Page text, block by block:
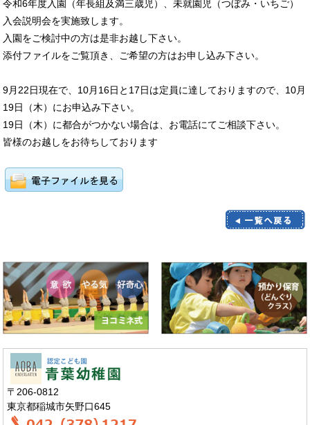
令和6年度入園（年長組及満三歳児）、未就園児（つぼみ・いちご）
入会説明会を実施致します。
入園をご検討中の方は是非お越し下さい。
添付ファイルをご覧頂き、ご希望の方はお申し込み下さい。
9月22日現在で、10月16日と17日は定員に達しておりますので、10月
19日（木）にお申込み下さい。
19日（木）に都合がつかない場合は、お電話にてご相談下さい。
皆様のお越しをお待ちしております
〒206-0812
東京都稲城市矢野口645